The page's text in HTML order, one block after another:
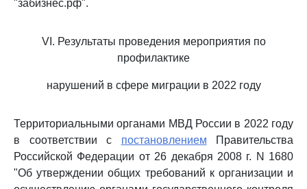
"забизнес.рф".
VI. Результаты проведения мероприятия по
профилактике
нарушений в сфере миграции в 2022 году
Территориальными органами МВД России в 2022 году
в соответствии с постановлением Правительства
Российской Федерации от 26 декабря 2008 г. N 1680
"Об утверждении общих требований к организации и